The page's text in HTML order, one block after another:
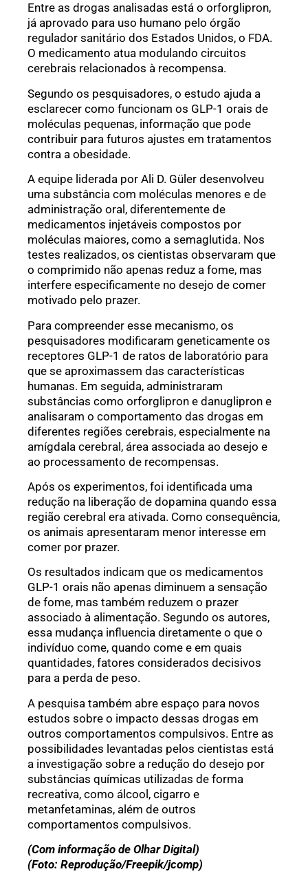
Entre as drogas analisadas está o orforglipron,
já aprovado para uso humano pelo órgão
regulador sanitário dos Estados Unidos, o FDA.
O medicamento atua modulando circuitos
cerebrais relacionados à recompensa.
Segundo os pesquisadores, o estudo ajuda a
esclarecer como funcionam os GLP-1 orais de
moléculas pequenas, informação que pode
contribuir para futuros ajustes em tratamentos
contra a obesidade.
A equipe liderada por Ali D. Güler desenvolveu
uma substância com moléculas menores e de
administração oral, diferentemente de
medicamentos injetáveis compostos por
moléculas maiores, como a semaglutida. Nos
testes realizados, os cientistas observaram que
o comprimido não apenas reduz a fome, mas
interfere especificamente no desejo de comer
motivado pelo prazer.
Para compreender esse mecanismo, os
pesquisadores modificaram geneticamente os
receptores GLP-1 de ratos de laboratório para
que se aproximassem das características
humanas. Em seguida, administraram
substâncias como orforglipron e danuglipron e
analisaram o comportamento das drogas em
diferentes regiões cerebrais, especialmente na
amígdala cerebral, área associada ao desejo e
ao processamento de recompensas.
Após os experimentos, foi identificada uma
redução na liberação de dopamina quando essa
região cerebral era ativada. Como consequência,
os animais apresentaram menor interesse em
comer por prazer.
Os resultados indicam que os medicamentos
GLP-1 orais não apenas diminuem a sensação
de fome, mas também reduzem o prazer
associado à alimentação. Segundo os autores,
essa mudança influencia diretamente o que o
indivíduo come, quando come e em quais
quantidades, fatores considerados decisivos
para a perda de peso.
A pesquisa também abre espaço para novos
estudos sobre o impacto dessas drogas em
outros comportamentos compulsivos. Entre as
possibilidades levantadas pelos cientistas está
a investigação sobre a redução do desejo por
substâncias químicas utilizadas de forma
recreativa, como álcool, cigarro e
metanfetaminas, além de outros
comportamentos compulsivos.
(Com informação de Olhar Digital)
(Foto: Reprodução/Freepik/jcomp)